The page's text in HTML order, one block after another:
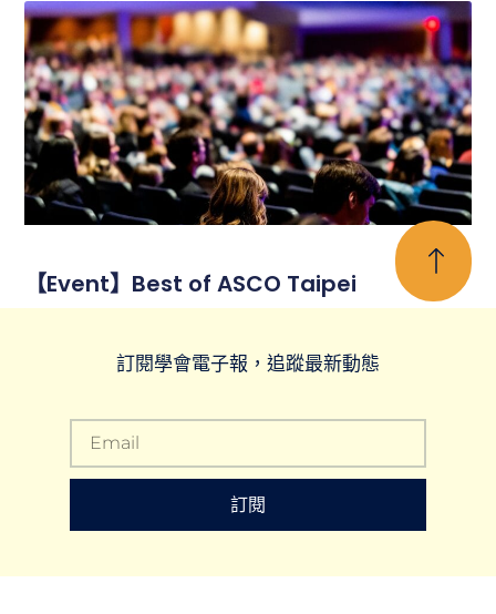
【Event】Best of ASCO Taipei
訂閱學會電子報，追蹤最新動態
訂閱